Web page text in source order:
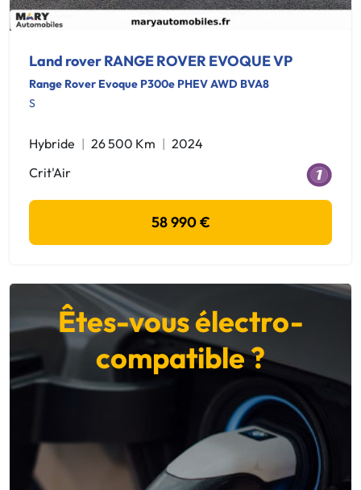
Land rover RANGE ROVER EVOQUE VP
Range Rover Evoque P300e PHEV AWD BVA8
S
Hybride 26 500 Km
2024
Crit'Air
58 990 €
Êtes-vous électro-
compatible ?